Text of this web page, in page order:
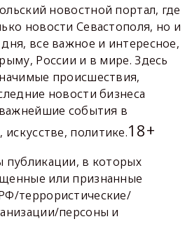
новостной портал, где
новости Севастополя, но и
все важное и интересное,
России и в мире. Здесь
происшествия,
новости бизнеса
события в
политике.18+
в которых
или признанные
террористические/
персоны и